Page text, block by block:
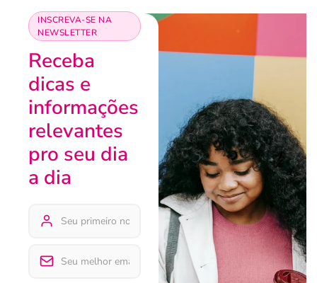
INSCREVA-SE NA
NEWSLETTER
Receba
dicas e
informações
relevantes
pro seu dia
a dia